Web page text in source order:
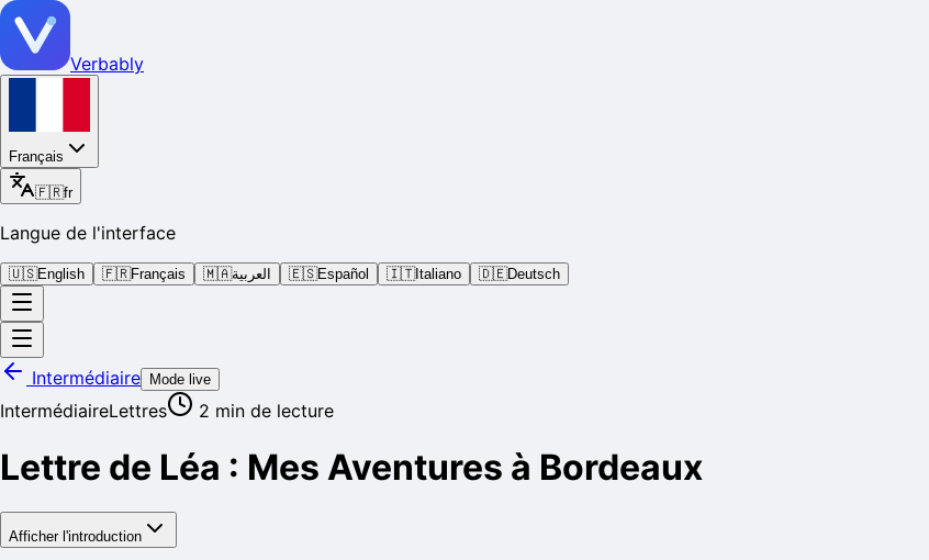
Verbably
Français
🇫🇷fr
Langue de l'interface
🇺🇸English 🇫🇷Français 🇲🇦العربية 🇪🇸Español 🇮🇹Italiano 🇩🇪Deutsch
Intermédiaire Mode live
IntermédiaireLettres 2 min de lecture
Lettre de Léa : Mes Aventures à Bordeaux
Afficher l'introduction